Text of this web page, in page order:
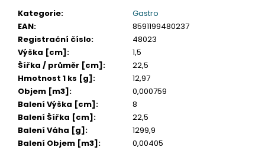
Kategorie:
Gastro
EAN:
8591199480237
Registrační číslo:
48023
Výška [cm]:
1,5
Šířka / průměr [cm]:
22,5
Hmotnost 1 ks [g]:
12,97
Objem [m3]:
0,000759
Balení Výška [cm]:
8
Balení Šířka [cm]:
22,5
Balení Váha [g]:
1299,9
Balení Objem [m3]: 0,00405
e
m
e
SLÁMKA
(BIO-
KOMPOZIT)
ČERNÁ
`JUMBO`
Ø8MM
14CM